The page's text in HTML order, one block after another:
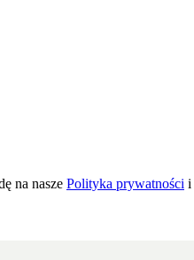
na nasze Polityka prywatności i